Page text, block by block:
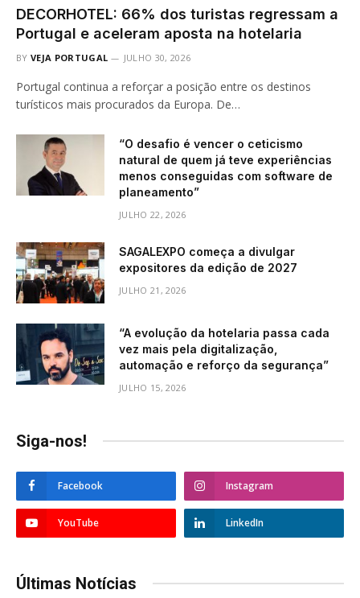
DECORHOTEL: 66% dos turistas regressam a
Portugal e aceleram aposta na hotelaria
BY VEJA PORTUGAL JULHO 30, 2026
Portugal continua a reforçar a posição entre os destinos
turísticos mais procurados da Europa. De…
“O desafio é vencer o ceticismo
natural de quem já teve experiências
menos conseguidas com software de
planeamento”
JULHO 22, 2026
SAGALEXPO começa a divulgar
expositores da edição de 2027
JULHO 21, 2026
“A evolução da hotelaria passa cada
vez mais pela digitalização,
automação e reforço da segurança”
JULHO 15, 2026
Siga-nos!
Facebook Instagram
YouTube LinkedIn
Últimas Notícias